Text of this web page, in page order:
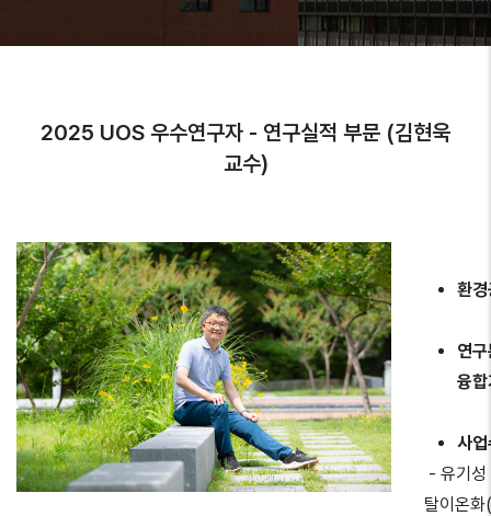
경로
2025 UOS 우수연구자 - 연구실적 부문 (김현욱
교수)
환
연
융
사
- 유기성
탈이온